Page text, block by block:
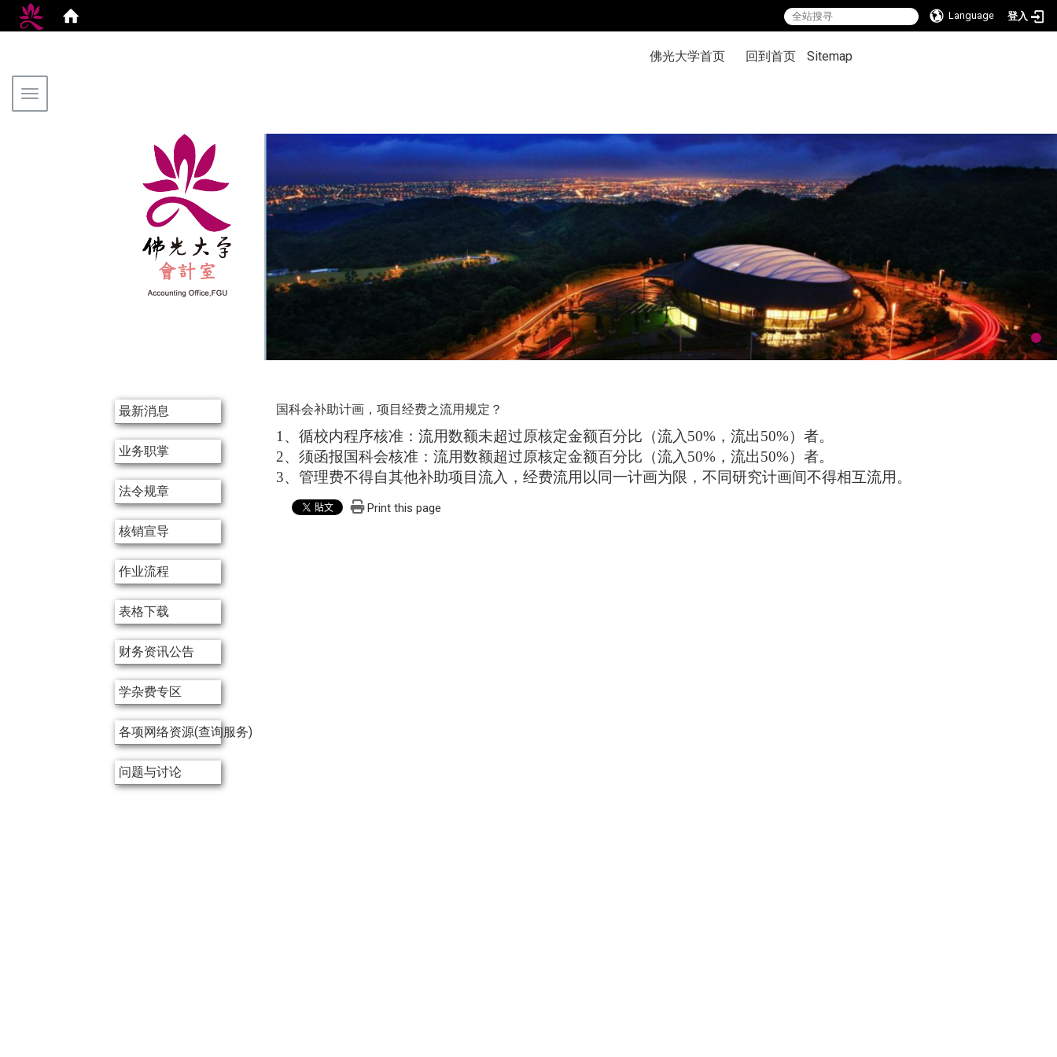
Language 登入
佛光大学首页 回到首页 Sitemap
Toggle navigation
最新消息
业务职掌
法令规章
核销宣导
作业流程
表格下载
财务资讯公告
学杂费专区
各项网络资源(查询服务)
问题与讨论
国科会补助计画，项目经费之流用规定？
1、循校内程序核准：流用数额未超过原核定金额百分比（流入50% ，流出50%）者。
2、须函报国科会核准：流用数额超过原核定金额百分比（流入50% ，流出50%）者。
3、管理费不得自其他补助项目流入，经费流用以同一计画为限，不同研究计画间不得相互流用。
Print this page